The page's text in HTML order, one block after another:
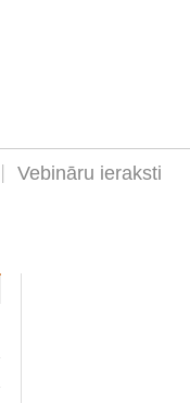
Vebināru ieraksti